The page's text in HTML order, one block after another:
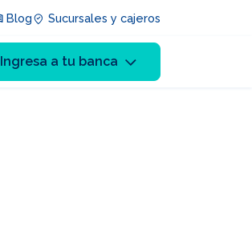
Blog Sucursales y cajeros
Ingresa a tu banca